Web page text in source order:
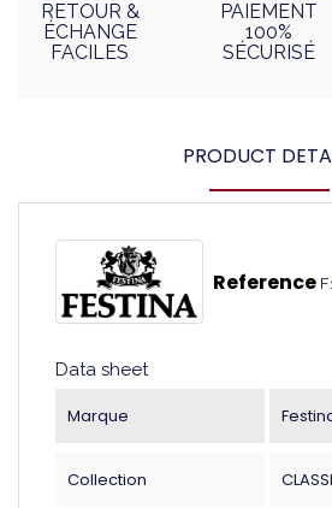
RETOUR &
ÉCHANGE
FACILES
PAIEMENT
100%
SÉCURISÉ
PRODUCT
Reference
Data sheet
Marque
Collection